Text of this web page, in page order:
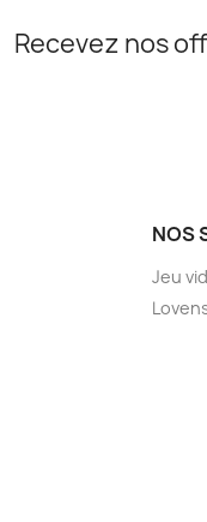
Recevez nos
NOS
Jeu